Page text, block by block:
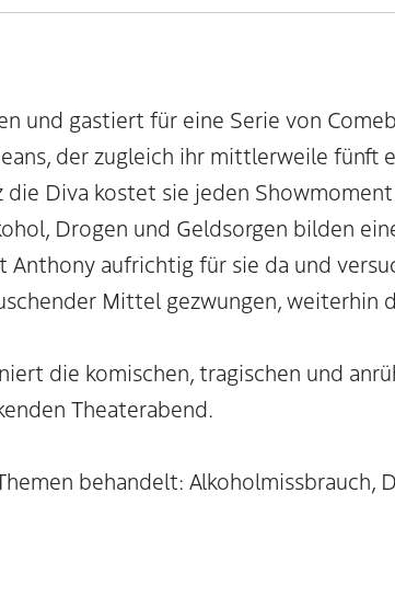
und gastiert für eine Serie von
der zugleich ihr mittlerweile fünft
die Diva kostet sie jeden
Drogen und Geldsorgen bilden
Anthony aufrichtig für sie da und
Mittel gezwungen, weiterhin
die komischen, tragischen und
Theaterabend.
behandelt: Alkoholmissbrauch,